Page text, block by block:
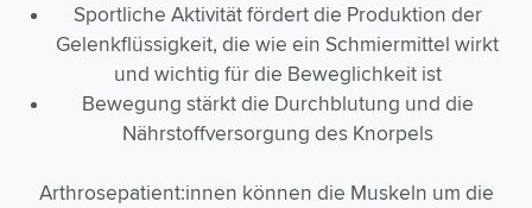
Sportliche Aktivität fördert die Produktion der
Gelenkflüssigkeit, die wie ein Schmiermittel wirkt
und wichtig für die Beweglichkeit ist
Bewegung stärkt die Durchblutung und die
Nährstoffversorgung des Knorpels
Arthrosepatient:innen können die Muskeln um die